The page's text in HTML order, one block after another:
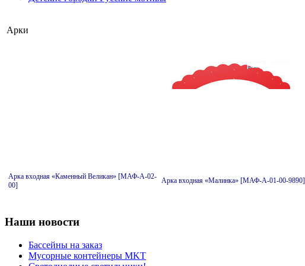
Арки
Арка входная «Каменный Великан» [МАФ-А-02-
00]
Арка входная «Малинка» [МАФ-А-01-00-9890]
Наши новости
Бассейны на заказ
Мусорные контейнеры MKT